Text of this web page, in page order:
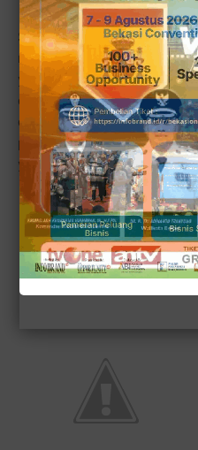
Sang Ustadz rupanya
mantan pejabat di jaman
yang sudah sepuh itu
dan tentunya harta
dari sekian banyak harta
punya nilai cerita dan
yang jadi sumber mala